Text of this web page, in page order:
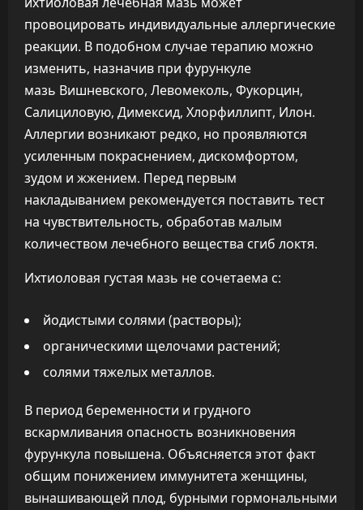
провоцировать индивидуальные аллергические
реакции. В подобном случае терапию можно
изменить, назначив при фурункуле
мазь Вишневского, Левомеколь, Фукорцин,
Салициловую, Димексид, Хлорфиллипт, Илон.
Аллергии возникают редко, но проявляются
усиленным покраснением, дискомфортом,
зудом и жжением. Перед первым
накладыванием рекомендуется поставить тест
на чувствительность, обработав малым
количеством лечебного вещества сгиб локтя.
Ихтиоловая густая мазь не сочетаема с:
йодистыми солями (растворы);
органическими щелочами растений;
солями тяжелых металлов.
В период беременности и грудного
вскармливания опасность возникновения
фурункула повышена. Объясняется этот факт
общим понижением иммунитета женщины,
вынашивающей плод, бурными гормональными